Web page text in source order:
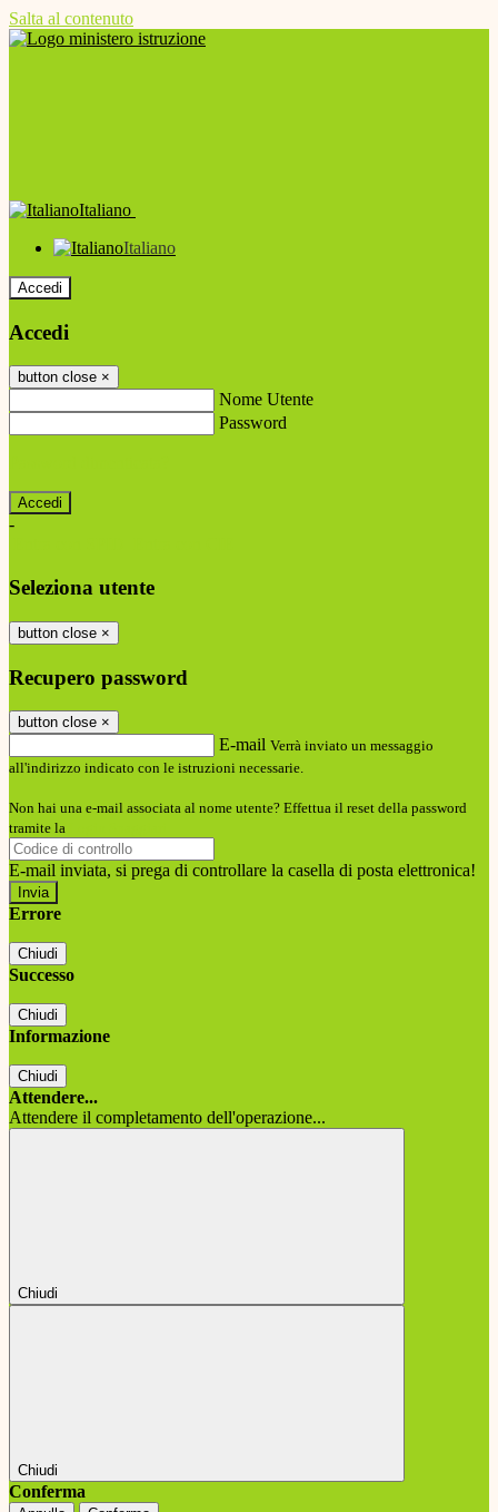
Salta al contenuto
Italiano
Italiano
Accedi
Accedi
button close ×
Nome Utente
Password
-
Seleziona utente
button close ×
Recupero password
button close ×
E-mail Verrà inviato un messaggio
all'indirizzo indicato con le istruzioni necessarie.
Non hai una e-mail associata al nome utente? Effettua il reset della password
tramite la
E-mail inviata, si prega di controllare la casella di posta elettronica!
Errore
Chiudi
Successo
Chiudi
Informazione
Chiudi
Attendere...
Attendere il completamento dell'operazione...
Chiudi
Chiudi
Conferma